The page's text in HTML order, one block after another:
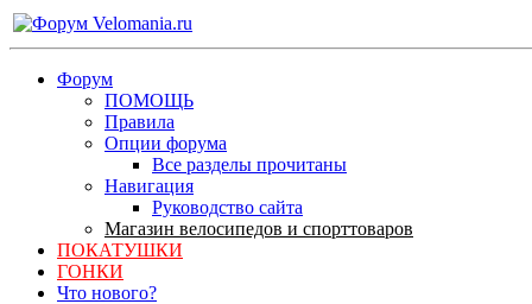
Форум
ПОМОЩЬ
Правила
Опции форума
Все разделы прочитаны
Навигация
Руководство сайта
Магазин велосипедов и спорттоваров
ПОКАТУШКИ
ГОНКИ
Что нового?